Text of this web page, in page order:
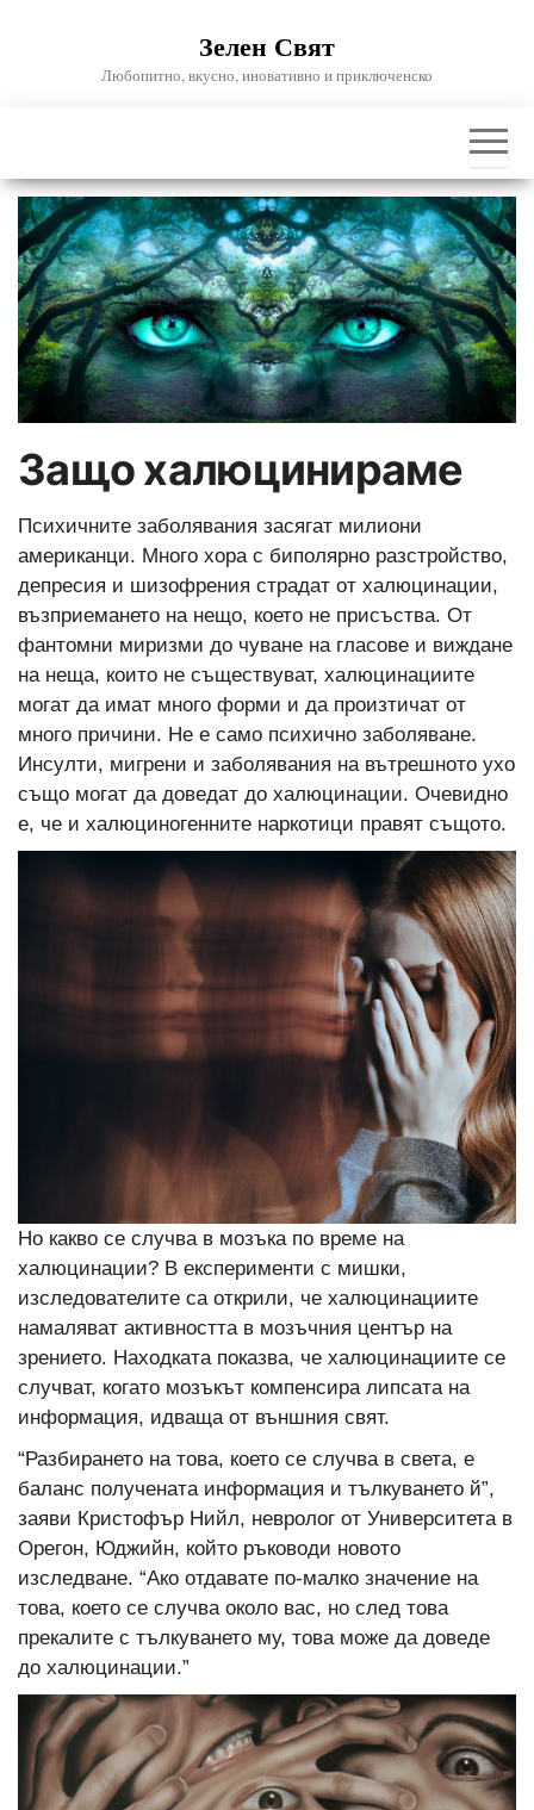
Зелен Свят
Любопитно, вкусно, иновативно и приключенско
Защо халюцинираме
Психичните заболявания засягат милиони
американци. Много хора с биполярно разстройство,
депресия и шизофрения страдат от халюцинации,
възприемането на нещо, което не присъства. От
фантомни миризми до чуване на гласове и виждане
на неща, които не съществуват, халюцинациите
могат да имат много форми и да произтичат от
много причини. Не е само психично заболяване.
Инсулти, мигрени и заболявания на вътрешното ухо
също могат да доведат до халюцинации. Очевидно
е, че и халюциногенните наркотици правят същото.
Но какво се случва в мозъка по време на
халюцинации? В експерименти с мишки,
изследователите са открили, че халюцинациите
намаляват активността в мозъчния център на
зрението. Находката показва, че халюцинациите се
случват, когато мозъкът компенсира липсата на
информация, идваща от външния свят.
“Разбирането на това, което се случва в света, е
баланс получената информация и тълкуването й”,
заяви Кристофър Нийл, невролог от Университета в
Орегон, Юджийн, който ръководи новото
изследване. “Ако отдавате по-малко значение на
това, което се случва около вас, но след това
прекалите с тълкуването му, това може да доведе
до халюцинации.”